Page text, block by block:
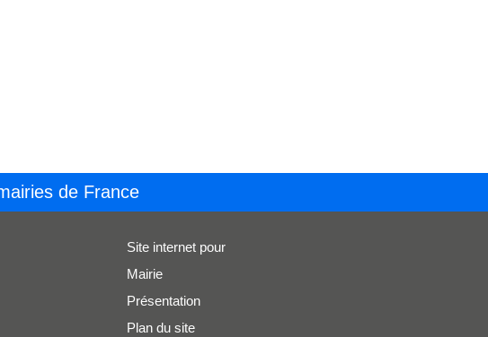
de France
Site internet pour
Mairie
Présentation
Plan du site